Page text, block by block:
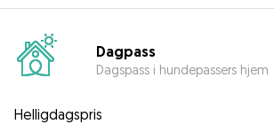
Dagpass
Dagspass i hundepassers hjem
Helligdagspris